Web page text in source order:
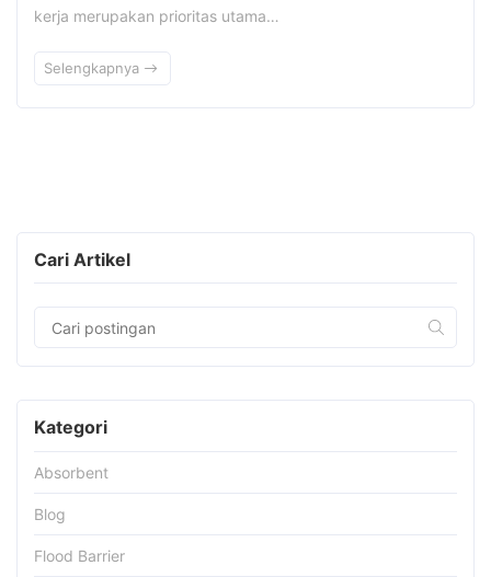
kerja merupakan prioritas utama…
Selengkapnya
Cari Artikel
Kategori
Absorbent
Blog
Flood Barrier